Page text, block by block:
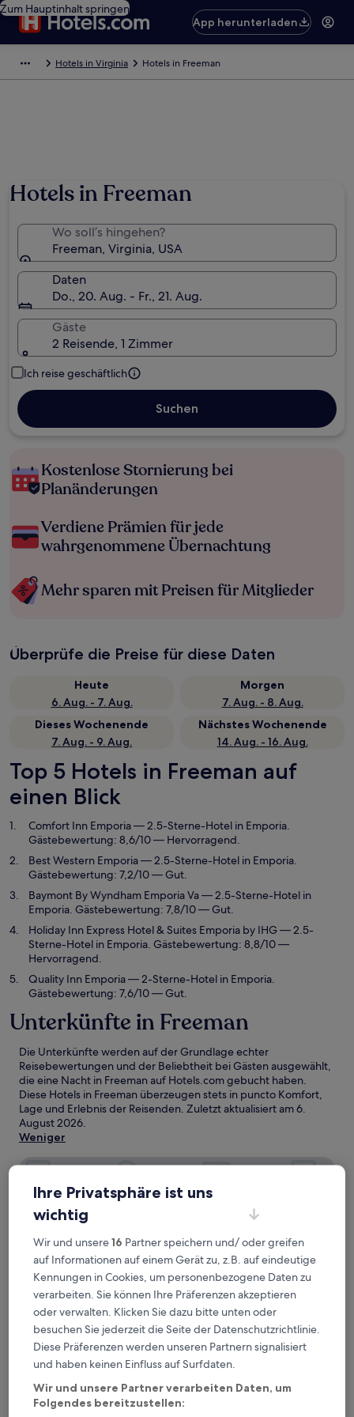
Zum Hauptinhalt springen
App herunterladen
Hotels in Virginia Hotels in Freeman
Hotels in Freeman
Wo soll’s hingehen?
Freeman, Virginia, USA
Daten
Do., 20. Aug. - Fr., 21. Aug.
Gäste
2 Reisende, 1 Zimmer
Ich reise geschäftlich
Suchen
Kostenlose Stornierung bei
Planänderungen
Verdiene Prämien für jede
wahrgenommene Übernachtung
Mehr sparen mit Preisen für Mitglieder
Überprüfe die Preise für diese Daten
Heute
6. Aug. - 7. Aug.
Morgen
7. Aug. - 8. Aug.
Dieses Wochenende
7. Aug. - 9. Aug.
Nächstes Wochenende
14. Aug. - 16. Aug.
Top 5 Hotels in Freeman auf
einen Blick
Comfort Inn Emporia— 2.5-Sterne-Hotel in Emporia.
Gästebewertung: 8,6/10 — Hervorragend.
Best Western Emporia— 2.5-Sterne-Hotel in Emporia.
Gästebewertung: 7,2/10 — Gut.
Baymont By Wyndham Emporia Va— 2.5-Sterne-Hotel in
Emporia. Gästebewertung: 7,8/10 — Gut.
Holiday Inn Express Hotel & Suites Emporia by IHG— 2.5-
Sterne-Hotel in Emporia. Gästebewertung: 8,8/10 —
Hervorragend.
Quality Inn Emporia— 2-Sterne-Hotel in Emporia.
Gästebewertung: 7,6/10 — Gut.
Unterkünfte in Freeman
Die Unterkünfte werden auf der Grundlage echter
Reisebewertungen und der Beliebtheit bei Gästen ausgewählt,
die eine Nacht in Freeman auf Hotels.com gebucht haben.
Diese Hotels in Freeman überzeugen stets in puncto Komfort,
Lage und Erlebnis der Reisenden. Zuletzt aktualisiert am6.
August 2026.
Weniger
Comfort Inn Emporia
Comfort Inn Emporia
Sterne-
Unterkunft
Emporia
8.6
8,6/10 Hervorragend
Comfort Inn Emporia
Ihre Privatsphäre ist uns
wichtig
Wir und unsere16 Partner speichern und/ oder greifen
auf Informationen auf einem Gerät zu, z.B. auf eindeutige
Kennungen in Cookies, um personenbezogene Daten zu
verarbeiten. Sie können Ihre Präferenzen akzeptieren
oder verwalten. Klicken Sie dazu bitte unten oder
besuchen Sie jederzeit die Seite der Datenschutzrichtlinie.
Diese Präferenzen werden unseren Partnern signalisiert
und haben keinen Einfluss auf Surfdaten.
Wir und unsere Partner verarbeiten Daten, um
Folgendes bereitzustellen: